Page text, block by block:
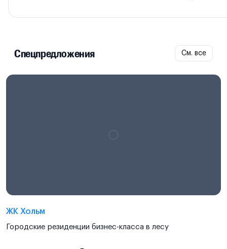
Спецпредложения См. все
ЖК Хольм
Городские резиденции бизнес-класса в лесу